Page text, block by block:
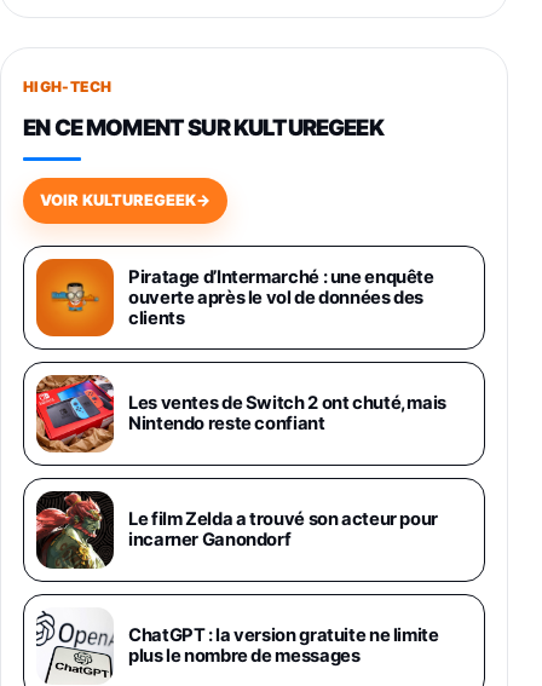
Smartphone SAMSUNG Galaxy S26+ Violet
749,99€
648,63€834,71€
Samsung Galaxy Miracle Ultra, Smartphone
Android 5G avec Galaxy AI, 512 Go,
Chargeur Secteur Rapide 25W Inclus,
Smartphone déverrouillé, Noir, Version FR
1019€
Galaxy S26 Ultra 512 Go Bleu
1019€1399€ Fnac (Vendeur Tiers)
Galaxy S26 Ultra 256 Go Violet
892€1199€Fnac (Vendeur Tiers)
Philips SHK2000BL - Casque Enfant - Bleu &
Répartiteur Audio 5 Casques, Blanc
24,94€29,96€Fnac (Vendeur Tiers)
HIGH-TECH
EN CE MOMENT SUR KULTUREGEEK
VOIR KULTUREGEEK→
Piratage d’Intermarché : une enquête
ouverte après le vol de données des
clients
Les ventes de Switch 2 ont chuté, mais
Nintendo reste confiant
Le film Zelda a trouvé son acteur pour
incarner Ganondorf
ChatGPT : la version gratuite ne limite
plus le nombre de messages